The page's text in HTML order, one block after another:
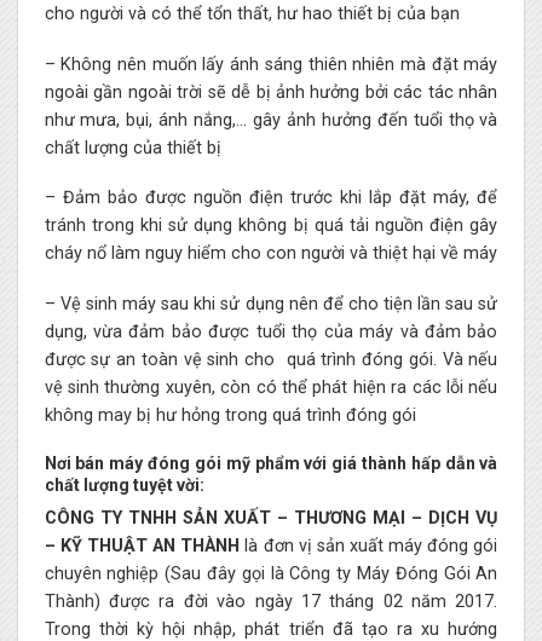
cho người và có thể tổn thất, hư hao thiết bị của bạn
– Không nên muốn lấy ánh sáng thiên nhiên mà đặt máy
ngoài gần ngoài trời sẽ dễ bị ảnh hưởng bởi các tác nhân
như mưa, bụi, ánh nắng,… gây ảnh hưởng đến tuổi thọ và
chất lượng của thiết bị
– Đảm bảo được nguồn điện trước khi lắp đặt máy, để
tránh trong khi sử dụng không bị quá tải nguồn điện gây
cháy nổ làm nguy hiểm cho con người và thiệt hại về máy
– Vệ sinh máy sau khi sử dụng nên để cho tiện lần sau sử
dụng, vừa đảm bảo được tuổi thọ của máy và đảm bảo
được sự an toàn vệ sinh cho quá trình đóng gói. Và nếu
vệ sinh thường xuyên, còn có thể phát hiện ra các lỗi nếu
không may bị hư hỏng trong quá trình đóng gói
Nơi bán máy đóng gói mỹ phẩm với giá thành hấp dẫn và
chất lượng tuyệt vời:
CÔNG TY TNHH SẢN XUẤT – THƯƠNG MẠI – DỊCH VỤ
– KỸ THUẬT AN THÀNH là đơn vị sản xuất máy đóng gói
chuyên nghiệp (Sau đây gọi là Công ty Máy Đóng Gói An
Thành) được ra đời vào ngày 17 tháng 02 năm 2017.
Trong thời kỳ hội nhập, phát triển đã tạo ra xu hướng